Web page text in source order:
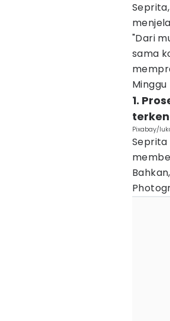
"Dari
sama
Minggu
1.
Pixabay/